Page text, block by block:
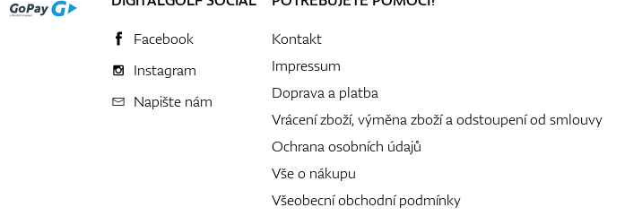
Facebook
Instagram
Napište nám
Kontakt
Impressum
Doprava a platba
Vrácení zboží, výměna zboží a odstoupení od smlouvy
Ochrana osobních údajů
Vše o nákupu
Všeobecní obchodní podmínky